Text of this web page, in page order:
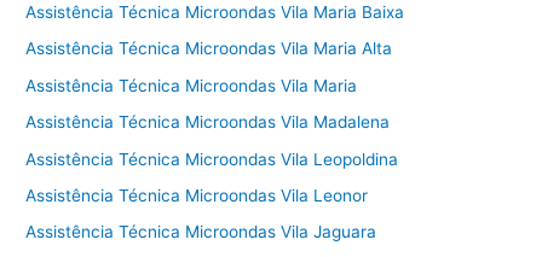
Assistência Técnica Microondas Vila Maria Baixa
Assistência Técnica Microondas Vila Maria Alta
Assistência Técnica Microondas Vila Maria
Assistência Técnica Microondas Vila Madalena
Assistência Técnica Microondas Vila Leopoldina
Assistência Técnica Microondas Vila Leonor
Assistência Técnica Microondas Vila Jaguara